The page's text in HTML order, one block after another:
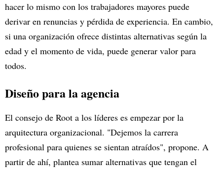
hacer lo mismo con los trabajadores mayores puede
derivar en renuncias y pérdida de experiencia. En cambio,
si una organización ofrece distintas alternativas según la
edad y el momento de vida, puede generar valor para
todos.
Diseño para la agencia
El consejo de Root a los líderes es empezar por la
arquitectura organizacional. "Dejemos la carrera
profesional para quienes se sientan atraídos", propone. A
partir de ahí, plantea sumar alternativas que tengan el